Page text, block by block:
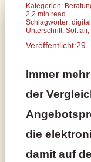
Kategorien:
2,2 min read
Schlagwörter:
Unterschrift, Softfair,
Veröffentlicht:29.
Immer
der
die
damit auf